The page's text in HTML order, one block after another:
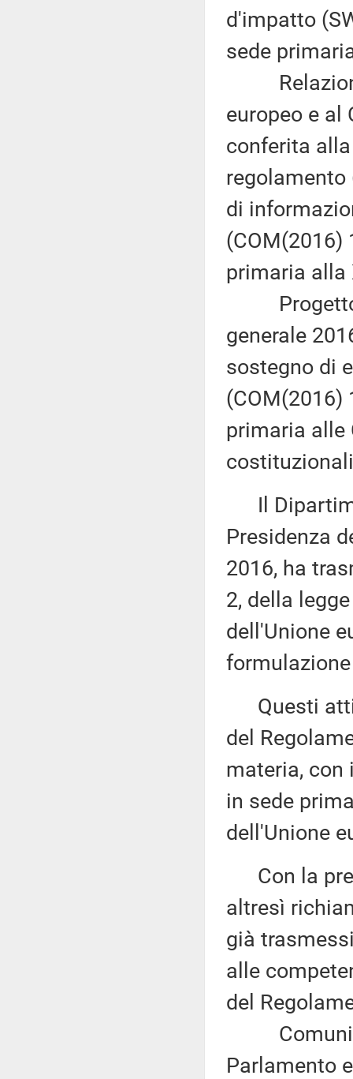
d'impatto
sede
Relazione
europeo e al
conferita
di
(COM(2016)
primaria alla
Progetto
generale
sostegno di
(COM(2016)
primaria alle
Il
Presidenza
2016, ha
2, della
dell'Unione
Questi atti
del
materia, con
in sede
dell'Unione
Con la
altresì
già
alle
del
Parlamento